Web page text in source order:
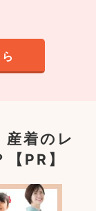
産着のレ
PR】